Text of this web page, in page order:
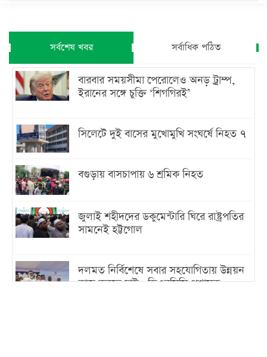
সর্বশেষ খবর সর্বাধিক পঠিত
বারবার সময়সীমা পেরোলেও অনড় ট্রাম্প,
ইরানের সঙ্গে চুক্তি ‘শিগগিরই’
সিলেটে দুই বাসের মুখোমুখি সংঘর্ষে নিহত ৭
বগুড়ায় বাসচাপায় ৬ শ্রমিক নিহত
জুলাই শহীদদের ডকুমেন্টারি ঘিরে রাষ্ট্রপতির
সামনেই হট্টগোল
দলমত নির্বিশেষে সবার সহযোগিতায় উন্নয়ন
কাজ করতে চাই : ডিএনসিসি প্রশাসক